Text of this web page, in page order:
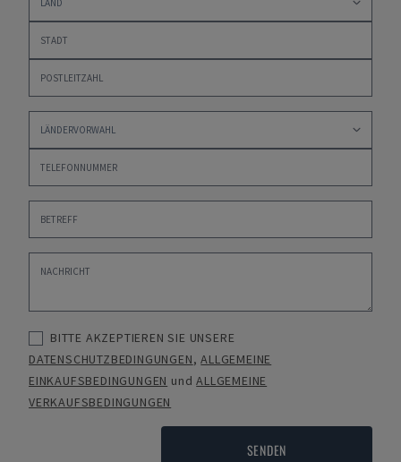
BITTE AKZEPTIEREN SIE UNSERE
DATENSCHUTZBEDINGUNGEN,ALLGEMEINE
EINKAUFSBEDINGUNGEN undALLGEMEINE
VERKAUFSBEDINGUNGEN
SENDEN